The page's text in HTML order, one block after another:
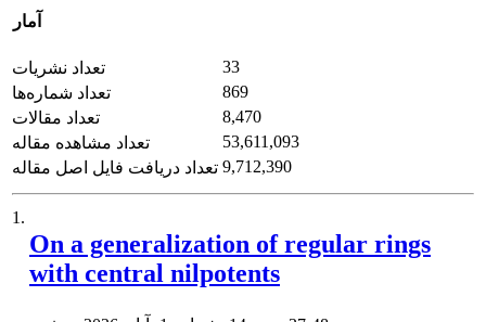
آمار
تعداد نشریات
33
تعداد شماره‌ها
869
تعداد مقالات
8,470
تعداد مشاهده مقاله
53,611,093
تعداد دریافت فایل اصل مقاله 9,712,390
1.
On a generalization of regular rings
with central nilpotents